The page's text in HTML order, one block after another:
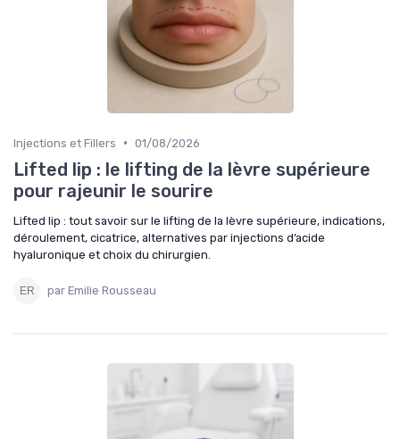
Injections et Fillers • 01/08/2026
Lifted lip : le lifting de la lèvre supérieure
pour rajeunir le sourire
Lifted lip : tout savoir sur le lifting de la lèvre supérieure, indications,
déroulement, cicatrice, alternatives par injections d’acide
hyaluronique et choix du chirurgien.
par Emilie Rousseau